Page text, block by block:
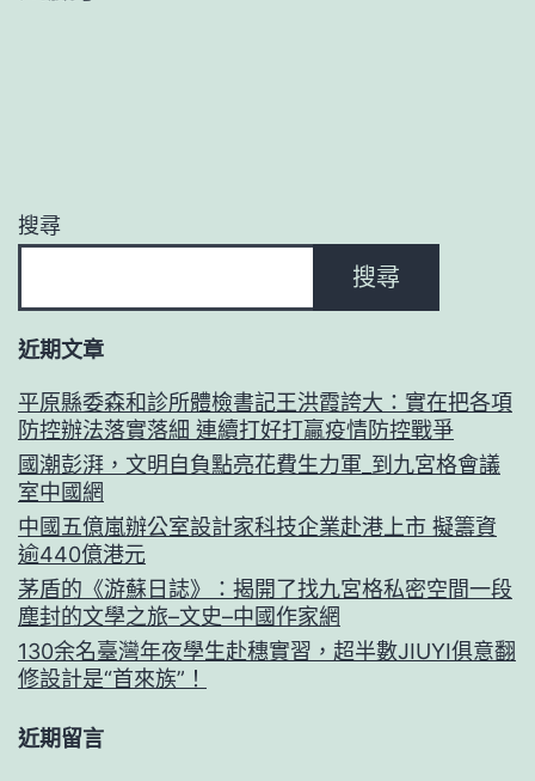
搜尋
搜尋
近期文章
平原縣委森和診所體檢書記王洪霞誇大：實在把各項
防控辦法落實落細 連續打好打贏疫情防控戰爭
國潮彭湃，文明自負點亮花費生力軍_到九宮格會議
室中國網
中國五億嵐辦公室設計家科技企業赴港上市 擬籌資
逾440億港元
茅盾的《游蘇日誌》：揭開了找九宮格私密空間一段
塵封的文學之旅–文史–中國作家網
130余名臺灣年夜學生赴穗實習，超半數JIUYI俱意翻
修設計是“首來族”！
近期留言